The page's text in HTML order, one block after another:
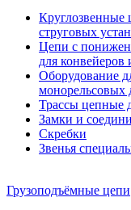
Круглозвенные
струговых
Цепи с
для конвейеров
Оборудование
монорельсовых
Трассы цепные
Замки и
Скребки
Звенья
Грузоподъёмные цепи